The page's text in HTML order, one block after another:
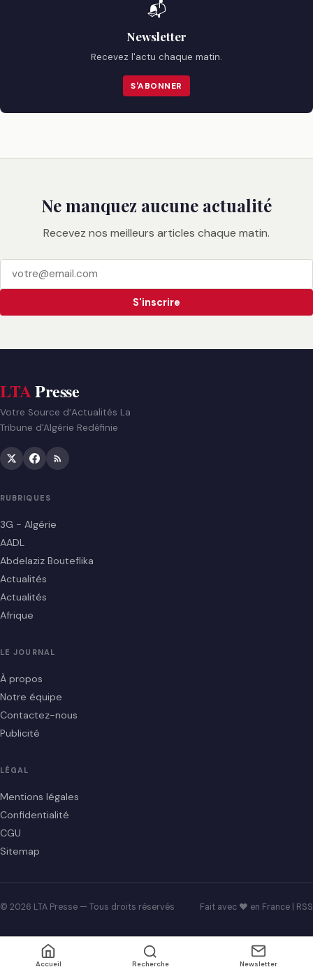
📬
Newsletter
Recevez l'actu chaque matin.
S'ABONNER
Ne manquez aucune actualité
Recevez nos meilleurs articles chaque matin.
S'inscrire
LTAPresse
Votre Source d’Actualités La
Tribune d'Algérie Redéfinie
RUBRIQUES
3G - Algérie
AADL
Abdelaziz Bouteflika
Actualités
Actualités
Afrique
LE JOURNAL
À propos
Notre équipe
Contactez-nous
Publicité
LÉGAL
Mentions légales
Confidentialité
CGU
Sitemap
© 2026 LTA Presse — Tous droits réservés Fait avec ♥ en France | RSS
Accueil Recherche Newsletter